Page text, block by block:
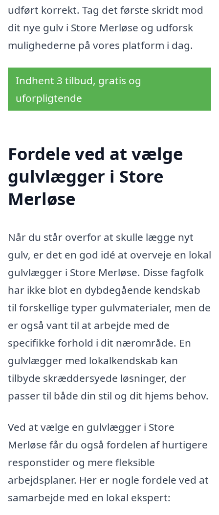
udført korrekt. Tag det første skridt mod
dit nye gulv i Store Merløse og udforsk
mulighederne på vores platform i dag.
Indhent 3 tilbud, gratis og
uforpligtende
Fordele ved at vælge
gulvlægger i Store
Merløse
Når du står overfor at skulle lægge nyt
gulv, er det en god idé at overveje en lokal
gulvlægger i Store Merløse. Disse fagfolk
har ikke blot en dybdegående kendskab
til forskellige typer gulvmaterialer, men de
er også vant til at arbejde med de
specifikke forhold i dit nærområde. En
gulvlægger med lokalkendskab kan
tilbyde skræddersyede løsninger, der
passer til både din stil og dit hjems behov.
Ved at vælge en gulvlægger i Store
Merløse får du også fordelen af hurtigere
responstider og mere fleksible
arbejdsplaner. Her er nogle fordele ved at
samarbejde med en lokal ekspert: